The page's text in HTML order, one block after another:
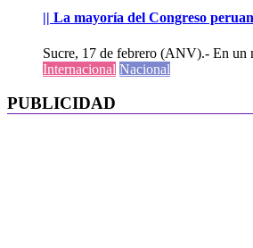
|| La mayoría del Congreso
Sucre, 17 de febrero (ANV).- En un
Internacional Nacional
PUBLICIDAD